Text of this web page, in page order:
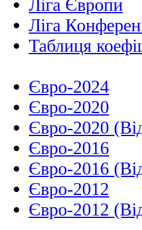
Ліга Європи
Ліга
Таблиця
Євро-2024
Євро-2020
Євро-2020
Євро-2016
Євро-2016
Євро-2012
Євро-2012